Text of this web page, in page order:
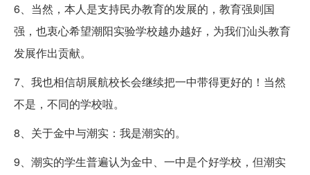
6、当然，本人是支持民办教育的发展的，教育强则国
强，也衷心希望潮阳实验学校越办越好，为我们汕头教育
发展作出贡献。
7、我也相信胡展航校长会继续把一中带得更好的！当然
不是，不同的学校啦。
8、关于金中与潮实：我是潮实的。
9、潮实的学生普遍认为金中、一中是个好学校，但潮实